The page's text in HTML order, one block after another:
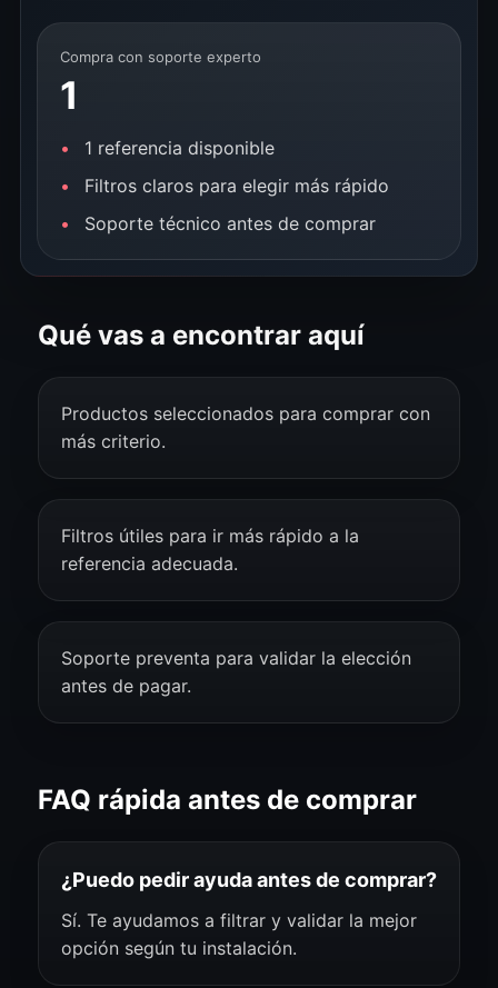
Compra con soporte experto
1
1 referencia disponible
Filtros claros para elegir más rápido
Soporte técnico antes de comprar
Qué vas a encontrar aquí
Productos seleccionados para comprar con
más criterio.
Filtros útiles para ir más rápido a la
referencia adecuada.
Soporte preventa para validar la elección
antes de pagar.
FAQ rápida antes de comprar
¿Puedo pedir ayuda antes de comprar?
Sí. Te ayudamos a filtrar y validar la mejor
opción según tu instalación.